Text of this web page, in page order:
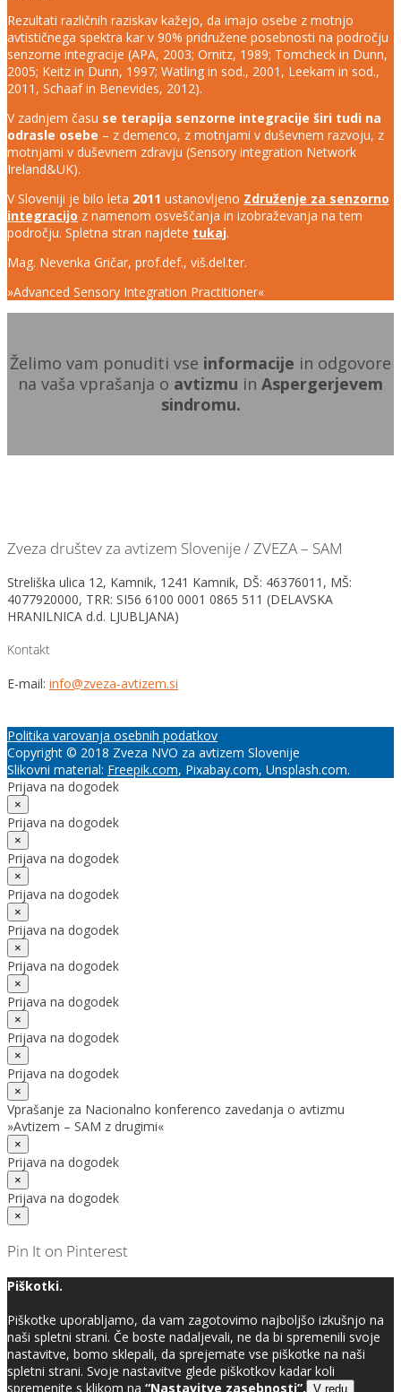
Rezultati različnih raziskav kažejo, da imajo osebe z motnjo
avtističnega spektra kar v 90% pridružene posebnosti na področju
senzorne integracije (APA, 2003; Ornitz, 1989; Tomcheck in Dunn,
2005; Keitz in Dunn, 1997; Watling in sod., 2001, Leekam in sod.,
2011, Schaaf in Benevides, 2012).
V zadnjem času se terapija senzorne integracije širi tudi na
odrasle osebe – z demenco, z motnjami v duševnem razvoju, z
motnjami v duševnem zdravju (Sensory integration Network
Ireland&UK).
V Sloveniji je bilo leta 2011 ustanovljeno Združenje za senzorno
integracijo z namenom osveščanja in izobraževanja na tem
področju. Spletna stran najdete tukaj.
Mag. Nevenka Gričar, prof.def., viš.del.ter.
»Advanced Sensory Integration Practitioner«
Želimo vam ponuditi vse informacije in odgovore
na vaša vprašanja o avtizmu in Aspergerjevem
sindromu.
Zveza društev za avtizem Slovenije / ZVEZA – SAM
Streliška ulica 12, Kamnik, 1241 Kamnik, DŠ: 46376011, MŠ:
4077920000, TRR: SI56 6100 0001 0865 511 (DELAVSKA
HRANILNICA d.d. LJUBLJANA)
Kontakt
E-mail: info@zveza-avtizem.si
Politika varovanja osebnih podatkov
Copyright © 2018 Zveza NVO za avtizem Slovenije
Slikovni material: Freepik.com, Pixabay.com, Unsplash.com.
Prijava na dogodek
×
Prijava na dogodek
×
Prijava na dogodek
×
Prijava na dogodek
×
Prijava na dogodek
×
Prijava na dogodek
×
Prijava na dogodek
×
Prijava na dogodek
×
Prijava na dogodek
×
Vprašanje za Nacionalno konferenco zavedanja o avtizmu
»Avtizem – SAM z drugimi«
×
Prijava na dogodek
×
Prijava na dogodek
×
Pin It on Pinterest
Piškotki.
Piškotke uporabljamo, da vam zagotovimo najboljšo izkušnjo na
naši spletni strani. Če boste nadaljevali, ne da bi spremenili svoje
nastavitve, bomo sklepali, da sprejemate vse piškotke na naši
spletni strani. Svoje nastavitve glede piškotkov kadar koli
spremenite s klikom na “Nastavitve zasebnosti”. V redu